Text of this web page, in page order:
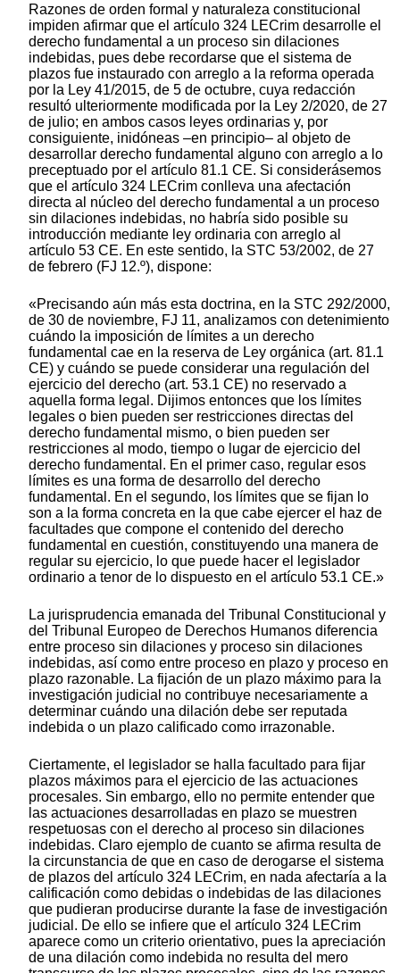
Razones de orden formal y naturaleza constitucional
impiden afirmar que el artículo 324 LECrim desarrolle el
derecho fundamental a un proceso sin dilaciones
indebidas, pues debe recordarse que el sistema de
plazos fue instaurado con arreglo a la reforma operada
por la Ley 41/2015, de 5 de octubre, cuya redacción
resultó ulteriormente modificada por la Ley 2/2020, de 27
de julio; en ambos casos leyes ordinarias y, por
consiguiente, inidóneas –en principio– al objeto de
desarrollar derecho fundamental alguno con arreglo a lo
preceptuado por el artículo 81.1 CE. Si considerásemos
que el artículo 324 LECrim conlleva una afectación
directa al núcleo del derecho fundamental a un proceso
sin dilaciones indebidas, no habría sido posible su
introducción mediante ley ordinaria con arreglo al
artículo 53 CE. En este sentido, la STC 53/2002, de 27
de febrero (FJ 12.º), dispone:
«Precisando aún más esta doctrina, en la STC 292/2000,
de 30 de noviembre, FJ 11, analizamos con detenimiento
cuándo la imposición de límites a un derecho
fundamental cae en la reserva de Ley orgánica (art. 81.1
CE) y cuándo se puede considerar una regulación del
ejercicio del derecho (art. 53.1 CE) no reservado a
aquella forma legal. Dijimos entonces que los límites
legales o bien pueden ser restricciones directas del
derecho fundamental mismo, o bien pueden ser
restricciones al modo, tiempo o lugar de ejercicio del
derecho fundamental. En el primer caso, regular esos
límites es una forma de desarrollo del derecho
fundamental. En el segundo, los límites que se fijan lo
son a la forma concreta en la que cabe ejercer el haz de
facultades que compone el contenido del derecho
fundamental en cuestión, constituyendo una manera de
regular su ejercicio, lo que puede hacer el legislador
ordinario a tenor de lo dispuesto en el artículo 53.1 CE.»
La jurisprudencia emanada del Tribunal Constitucional y
del Tribunal Europeo de Derechos Humanos diferencia
entre proceso sin dilaciones y proceso sin dilaciones
indebidas, así como entre proceso en plazo y proceso en
plazo razonable. La fijación de un plazo máximo para la
investigación judicial no contribuye necesariamente a
determinar cuándo una dilación debe ser reputada
indebida o un plazo calificado como irrazonable.
Ciertamente, el legislador se halla facultado para fijar
plazos máximos para el ejercicio de las actuaciones
procesales. Sin embargo, ello no permite entender que
las actuaciones desarrolladas en plazo se muestren
respetuosas con el derecho al proceso sin dilaciones
indebidas. Claro ejemplo de cuanto se afirma resulta de
la circunstancia de que en caso de derogarse el sistema
de plazos del artículo 324 LECrim, en nada afectaría a la
calificación como debidas o indebidas de las dilaciones
que pudieran producirse durante la fase de investigación
judicial. De ello se infiere que el artículo 324 LECrim
aparece como un criterio orientativo, pues la apreciación
de una dilación como indebida no resulta del mero